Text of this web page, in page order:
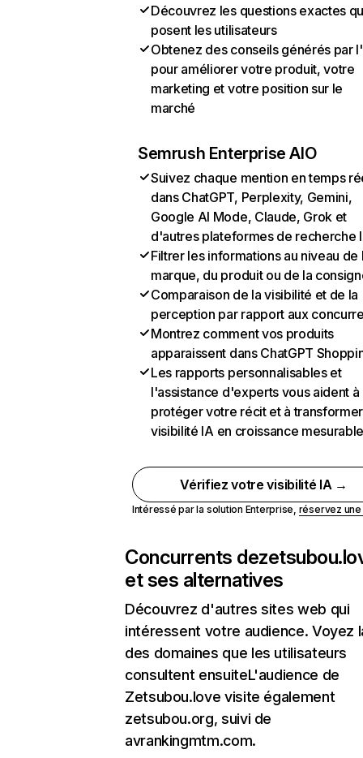
Découvrez les questions exactes
posent les utilisateurs
Obtenez des conseils générés par
pour améliorer votre produit, votre
marketing et votre position sur le
marché
Semrush Enterprise AIO
Suivez chaque mention en temps
dans ChatGPT, Perplexity, Gemini,
Google AI Mode, Claude, Grok et
d'autres plateformes de recherche
Filtrer les informations au niveau de
marque, du produit ou de la
Comparaison de la visibilité et de la
perception par rapport aux
Montrez comment vos produits
apparaissent dans ChatGPT
Les rapports personnalisables et
l'assistance d'experts vous aident à
protéger votre récit et à
visibilité IA en croissance
Vérifiez votre visibilité IA →
Intéressé par la solution Enterprise, réservez
Concurrents de
et ses alternatives
Découvrez d'autres sites web qui
intéressent votre audience. Voyez
des domaines que les utilisateurs
consultent ensuiteL'audience de
Zetsubou.love visite également
zetsubou.org, suivi de
avrankingmtm.com.